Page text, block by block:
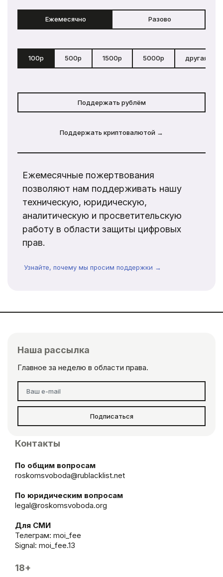
Ежемесячно Разово
100р 500р 1500р 5000р другая
Поддержать рублём
Поддержать криптовалютой →
Ежемесячные пожертвования
позволяют нам поддерживать нашу
техническую, юридическую,
аналитическую и просветительскую
работу в области защиты цифровых
прав.
Узнайте, почему мы просим поддержки →
Наша рассылка
Главное за неделю в области права.
Подписаться
Контакты
По общим вопросам
roskomsvoboda@rublacklist.net
По юридическим вопросам
legal@roskomsvoboda.org
Для СМИ
Телеграм: moi_fee
Signal: moi_fee.13
18+